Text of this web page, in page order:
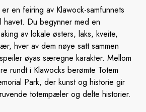
en feiring av Klawock-samfunnets
havet. Du begynner med en
av lokale østers, laks, kveite,
hver av dem nøye satt sammen
øyas særegne karakter. Mellom
rundt i Klawocks berømte Totem
Park, der kunst og historie gir
totempæler og delte historier.